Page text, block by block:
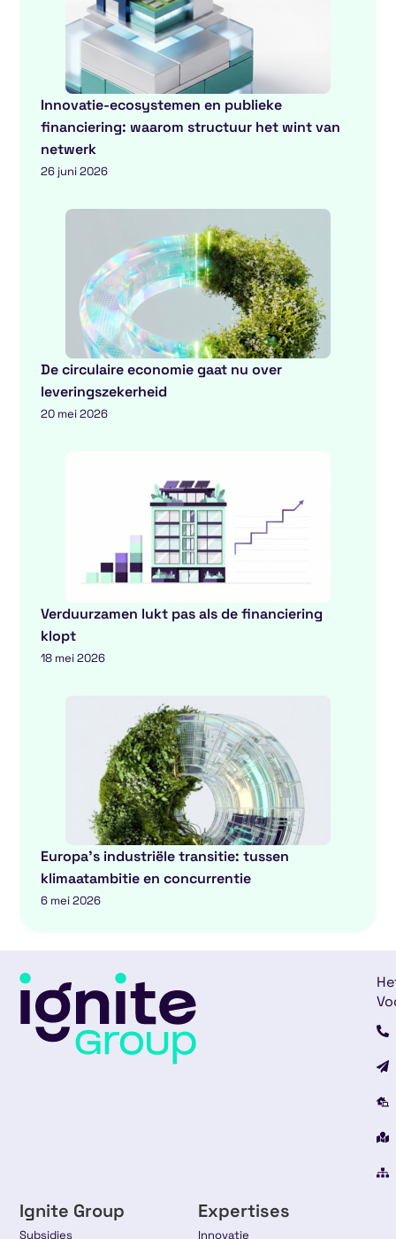
Innovatie-ecosystemen en publieke
financiering: waarom structuur het wint van
netwerk
26 juni 2026
De circulaire economie gaat nu over
leveringszekerheid
20 mei 2026
Verduurzamen lukt pas als de financiering
klopt
18 mei 2026
Europa’s industriële transitie: tussen
klimaatambitie en concurrentie
6 mei 2026
Ignite Group
Subsidies
Expertises
Innovatie